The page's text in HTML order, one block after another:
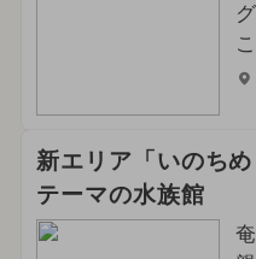
新エリア「いのち
テーマの水族館